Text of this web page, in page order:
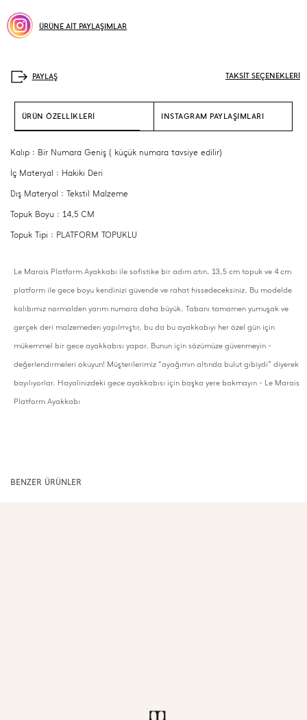
ÜRÜNE AİT PAYLAŞIMLAR
TAKSİT SEÇENEKLERİ
ÜRÜN ÖZELLİKLERİ INSTAGRAM PAYLAŞIMLARI
Kalıp : Bir Numara Geniş ( küçük numara tavsiye edilir)
İç Materyal : Hakiki Deri
Dış Materyal : Tekstil Malzeme
Topuk Boyu : 14,5 CM
Topuk Tipi : PLATFORM TOPUKLU
Le Marais Platform Ayakkabı ile sofistike bir adım atın. 13,5 cm topuk ve 4 cm
platform ile gece boyu kendinizi güvende ve rahat hissedeceksiniz. Bu modelde
kalıbımız normalden yarım numara daha büyük. Tabanı tamamen yumuşak ve
gerçek deri malzemeden yapılmıştır, bu da bu ayakkabıyı her özel gün için
mükemmel bir gece ayakkabısı yapar. Bunun için sözümüze güvenmeyin -
değerlendirmeleri okuyun! Müşterilerimiz “ayağımın altında bulut gibiydi” diyerek
bayılıyorlar. Hayalinizdeki gece ayakkabısı için başka yere bakmayın - Le Marais
Platform Ayakkabı
BENZER ÜRÜNLER